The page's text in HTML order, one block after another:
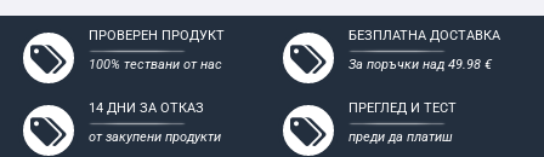
ПРОВЕРЕН ПРОДУКТ
100% тествани от нас
БЕЗПЛАТНА ДОСТАВКА
За поръчки над 49.98 €
14 ДНИ ЗА ОТКАЗ
от закупени продукти
ПРЕГЛЕД И ТЕСТ
преди да платиш